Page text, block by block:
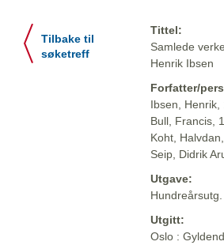
Tilbake til
søketreff
Tittel:
Samlede
Henrik Ibsen
Forfatter/
Ibsen,
Bull, Francis,
Koht,
Seip, Didrik
Utgave:
Utgitt:
Oslo :